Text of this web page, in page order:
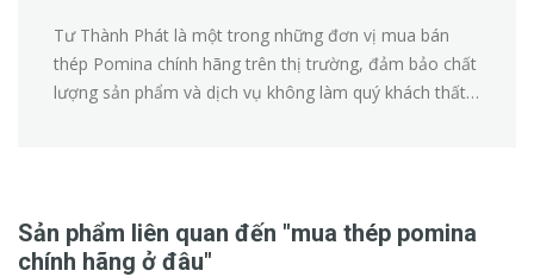
Tư Thành Phát là một trong những đơn vị mua bán
thép Pomina chính hãng trên thị trường, đảm bảo chất
lượng sản phẩm và dịch vụ không làm quý khách thất
Sản phẩm liên quan đến "mua thép pomina
chính hãng ở đâu"